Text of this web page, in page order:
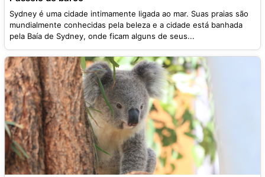
Sydney é uma cidade intimamente ligada ao mar. Suas praias são
mundialmente conhecidas pela beleza e a cidade está banhada
pela Baía de Sydney, onde ficam alguns de seus...